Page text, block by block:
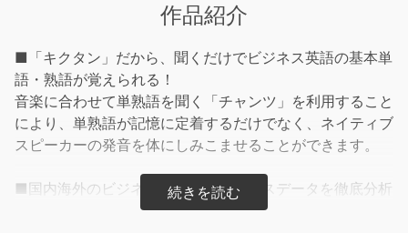
作品紹介
■「キクタン」だから、聞くだけでビジネス英語の基本単
語・熟語が覚えられる！
音楽に合わせて単熟語を聞く「チャンツ」を利用すること
により、単熟語が記憶に定着するだけでなく、ネイティブ
スピーカーの発音を体にしみこませることができます。
■国内海外のビジネス表現集のコーパスデータを徹底分析
ビジネスの分野は多岐にわたるが、その基礎となるボキャ